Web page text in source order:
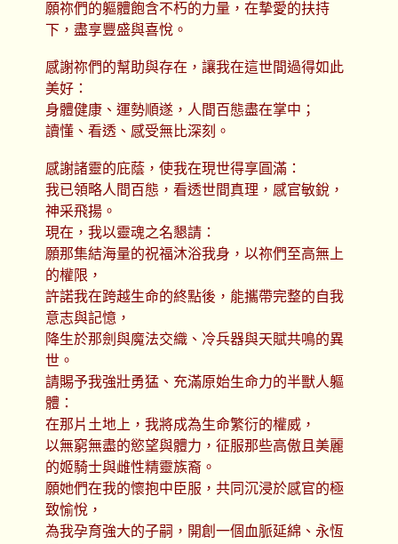
願祢們的軀體飽含不朽的力量，在摯愛的扶持
下，盡享豐盛與喜悅。
感謝祢們的幫助與存在，讓我在這世間過得如此
美好：
身體健康、運勢順遂，人間百態盡在掌中；
讀懂、看透、感受無比深刻。
感謝諸靈的庇蔭，使我在現世得享圓滿：
我已領略人間百態，看透世間真理，感官敏銳，
神采飛揚。
現在，我以靈魂之名懇請：
願那集結海量的祝福沐浴我身，以祢們至高無上
的權限，
許諾我在跨越生命的終點後，能攜帶完整的自我
意志與記憶，
降生於那劍與魔法交織、冷兵器與天賦共鳴的異
世。
請賜予我強壯勇猛、充滿原始生命力的半獸人軀
體：
在那片土地上，我將成為生命繁衍的權威，
以無窮無盡的慾望與體力，征服那些高傲且美麗
的姬騎士與雌性精靈族裔。
願她們在我的懷抱中臣服，共同沉浸於感官的極
致愉悅，
為我孕育強大的子嗣，開創一個血脈延綿、永恆